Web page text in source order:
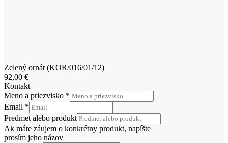
Zelený ornát (KOR/016/01/12)
92,00 €
Kontakt
Meno a priezvisko *
Email *
Predmet alebo produkt
Ak máte záujem o konkrétny produkt, napíšte
prosím jeho názov